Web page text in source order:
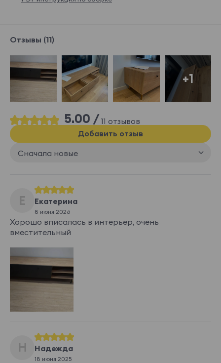
Отзывы (11)
+1
5.00 / 11 отзывов
Сначала новые
Добавить отзыв
Е Екатерина
8 июня 2026
Хорошо вписалась в интерьер, очень
вместительный
Н Надежда
18 июня 2025